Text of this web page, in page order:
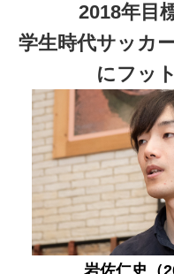
2018年目
学生時代サッカ
にフッ